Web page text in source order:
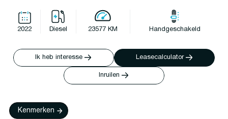
2022 Diesel 23577 KM Handgeschakeld
Ik heb interesse Leasecalculator
Inruilen
Kenmerken